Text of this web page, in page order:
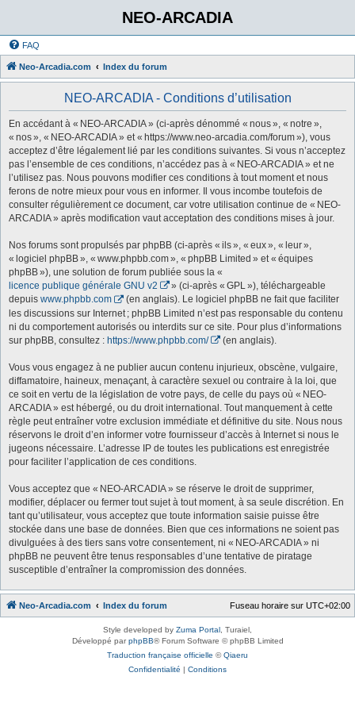
NEO-ARCADIA
FAQ
Neo-Arcadia.com Index du forum
NEO-ARCADIA - Conditions d’utilisation
En accédant à « NEO-ARCADIA » (ci-après dénommé « nous », « notre »,
« nos », « NEO-ARCADIA » et « https://www.neo-arcadia.com/forum »), vous
acceptez d’être légalement lié par les conditions suivantes. Si vous n’acceptez
pas l’ensemble de ces conditions, n’accédez pas à « NEO-ARCADIA » et ne
l’utilisez pas. Nous pouvons modifier ces conditions à tout moment et nous
ferons de notre mieux pour vous en informer. Il vous incombe toutefois de
consulter régulièrement ce document, car votre utilisation continue de « NEO-
ARCADIA » après modification vaut acceptation des conditions mises à jour.
Nos forums sont propulsés par phpBB (ci-après « ils », « eux », « leur »,
« logiciel phpBB », « www.phpbb.com », « phpBB Limited » et « équipes
phpBB »), une solution de forum publiée sous la «
licence publique générale GNU v2
» (ci-après « GPL »), téléchargeable
depuis www.phpbb.com
(en anglais). Le logiciel phpBB ne fait que faciliter
les discussions sur Internet ; phpBB Limited n’est pas responsable du contenu
ni du comportement autorisés ou interdits sur ce site. Pour plus d’informations
sur phpBB, consultez : https://www.phpbb.com/ (en anglais).
Vous vous engagez à ne publier aucun contenu injurieux, obscène, vulgaire,
diffamatoire, haineux, menaçant, à caractère sexuel ou contraire à la loi, que
ce soit en vertu de la législation de votre pays, de celle du pays où « NEO-
ARCADIA » est hébergé, ou du droit international. Tout manquement à cette
règle peut entraîner votre exclusion immédiate et définitive du site. Nous nous
réservons le droit d’en informer votre fournisseur d’accès à Internet si nous le
jugeons nécessaire. L’adresse IP de toutes les publications est enregistrée
pour faciliter l’application de ces conditions.
Vous acceptez que « NEO-ARCADIA » se réserve le droit de supprimer,
modifier, déplacer ou fermer tout sujet à tout moment, à sa seule discrétion. En
tant qu’utilisateur, vous acceptez que toute information saisie puisse être
stockée dans une base de données. Bien que ces informations ne soient pas
divulguées à des tiers sans votre consentement, ni « NEO-ARCADIA » ni
phpBB ne peuvent être tenus responsables d’une tentative de piratage
susceptible d’entraîner la compromission des données.
Neo-Arcadia.com Index du forum Fuseau horaire sur UTC+02:00
Style developed by Zuma Portal , Turaiel,
Développé parphpBB® Forum Software © phpBB Limited
Traduction française officielle ©Qiaeru
Confidentialité | Conditions